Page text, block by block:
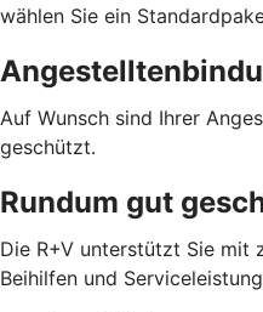
wählen Sie ein
Auf Wunsch sind Ihrer
geschützt.
Rundum gut
Die R+V unterstützt Sie mit
Beihilfen und